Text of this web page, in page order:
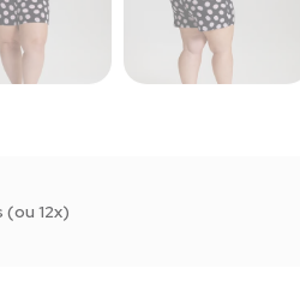
(ou 12x)